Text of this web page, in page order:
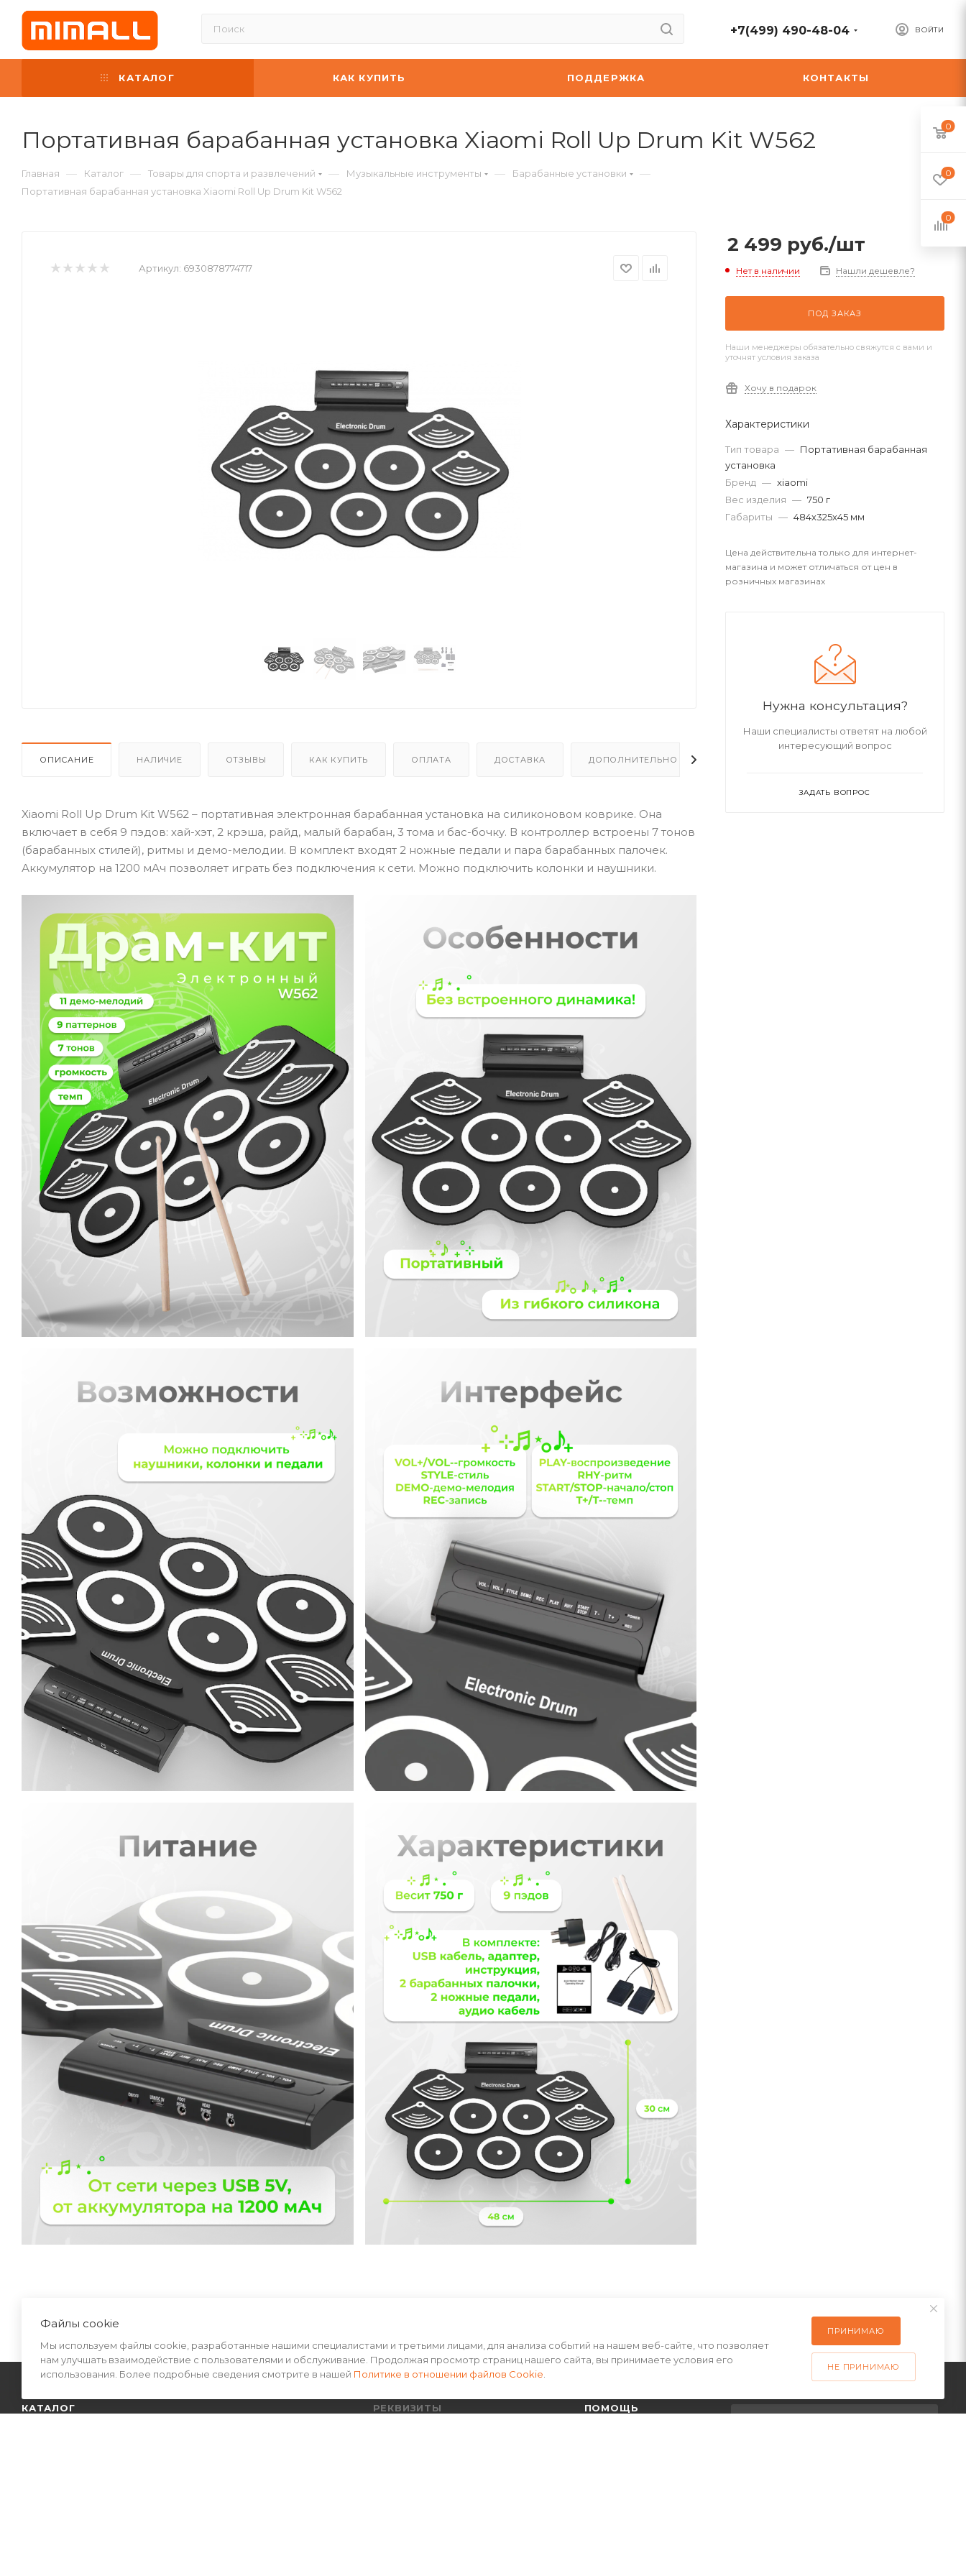
ВОЙТИ
+7(499) 490-48-04
КАТАЛОГ КАК КУПИТЬ ПОДДЕРЖКА КОНТАКТЫ
Портативная барабанная установка Xiaomi Roll Up Drum Kit W562
Главная — Каталог — Товары для спорта и развлечений — Музыкальные инструменты — Барабанные установки —
Портативная барабанная установка Xiaomi Roll Up Drum Kit W562
Артикул: 6930878774717
ОПИСАНИЕ НАЛИЧИЕ ОТЗЫВЫ КАК КУПИТЬ ОПЛАТА ДОСТАВКА ДОПОЛНИТЕЛЬНО
Xiaomi Roll Up Drum Kit W562 – портативная электронная барабанная установка на силиконовом коврике. Она
включает в себя 9 пэдов: хай-хэт, 2 крэша, райд, малый барабан, 3 тома и бас-бочку. В контроллер встроены 7 тонов
(барабанных стилей), ритмы и демо-мелодии. В комплект входят 2 ножные педали и пара барабанных палочек.
Аккумулятор на 1200 мАч позволяет играть без подключения к сети. Можно подключить колонки и наушники.
2 499 руб./шт
Нет в наличии Нашли дешевле?
ПОД ЗАКАЗ
Наши менеджеры обязательно свяжутся с вами и
уточнят условия заказа
Хочу в подарок
Характеристики
Тип товара — Портативная барабанная
установка
Бренд — xiaomi
Вес изделия — 750 г
Габариты — 484х325х45 мм
Цена действительна только для интернет-
магазина и может отличаться от цен в
розничных магазинах
Нужна консультация?
Наши специалисты ответят на любой
интересующий вопрос
ЗАДАТЬ ВОПРОС
КАТАЛОГ РЕКВИЗИТЫ ПОМОЩЬ
0
0
0
Файлы cookie
Мы используем файлы cookie, разработанные нашими специалистами и третьими лицами, для анализа событий на нашем веб-сайте, что позволяет
нам улучшать взаимодействие с пользователями и обслуживание. Продолжая просмотр страниц нашего сайта, вы принимаете условия его
использования. Более подробные сведения смотрите в нашей Политике в отношении файлов Cookie
ПРИНИМАЮ
НЕ ПРИНИМАЮ